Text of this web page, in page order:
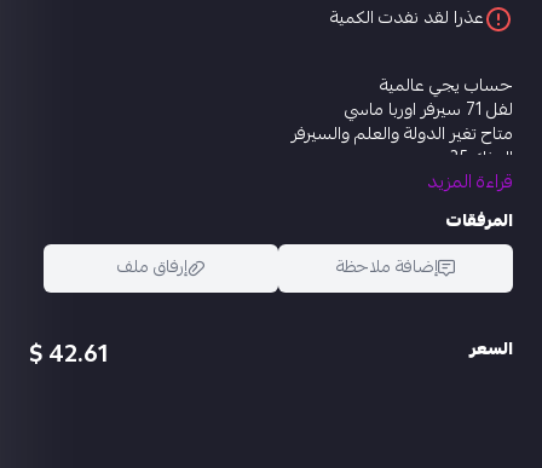
عذرا لقد نفدت الكمية
حساب يجي عالمية
لفل 71 سيرفر اوربا ماسي
متاح تغير الدولة والعلم والسيرفر
المثك 35
مختبر التطوير 14
دي بي شينرون كل مسج
سكار ال مدفع الأطايب كل مسج
بيزون الحرباء المتوهجة كل مسج
قروزا المعركة العظمية لفل3
ام جي ال انفجار الطاقة لفل2
ام سفن الفرس الصغير لفل1
قراءة المزيد
المرفقات
إضافة ملاحظة
إرفاق ملف
السعر 42.61 $